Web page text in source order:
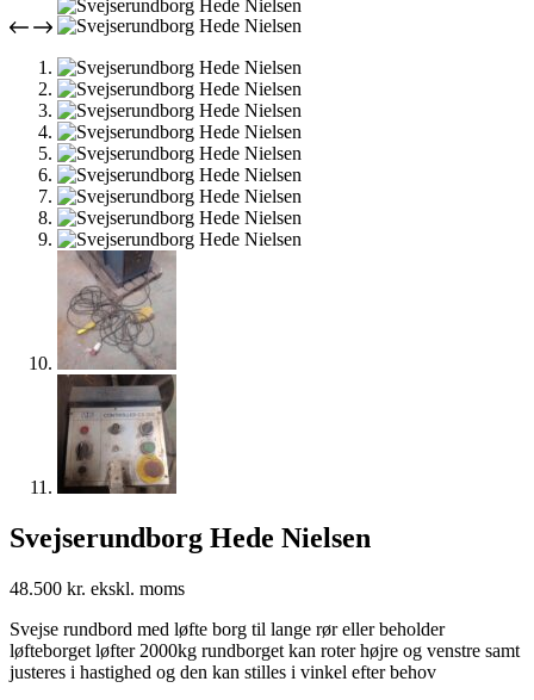
Svejserundborg Hede Nielsen
48.500 kr.
Svejse rundbord med løfte borg til lange rør eller beholder
løfteborget løfter 2000kg rundborget kan roter højre og venstre samt
justeres i hastighed og den kan stilles i vinkel efter behov